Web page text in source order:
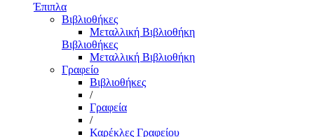
Έπιπλα
Βιβλιοθήκες
Μεταλλική Βιβλιοθήκη
Βιβλιοθήκες
Μεταλλική Βιβλιοθήκη
Γραφείο
Βιβλιοθήκες
/
Γραφεία
/
Καρέκλες Γραφείου